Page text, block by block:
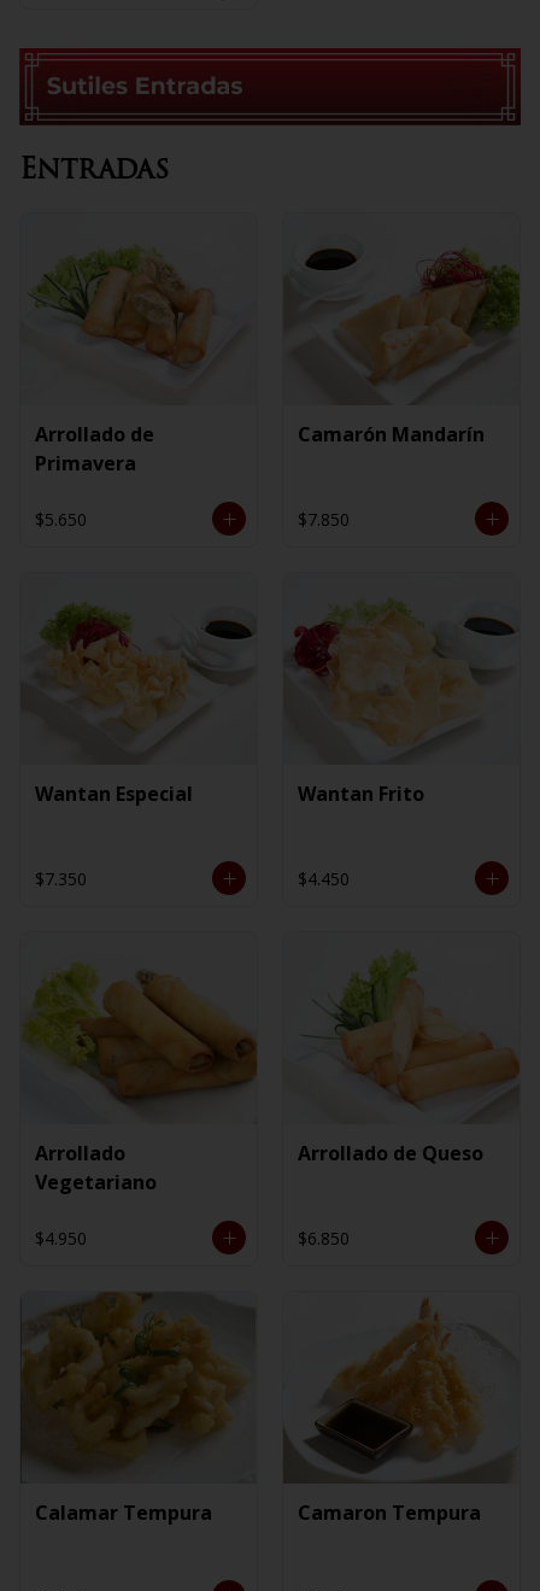
Entradas
Arrollado de
Primavera
$5.650
Camarón Mandarín
$7.850
Wantan Especial
$7.350
Wantan Frito
$4.450
Arrollado
Vegetariano
$4.950
Arrollado de Queso
$6.850
Calamar Tempura Camaron Tempura